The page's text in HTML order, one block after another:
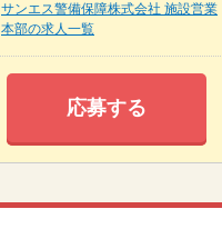
サンエス警備保障株式会社 施設営業
本部の求人一覧
応募する